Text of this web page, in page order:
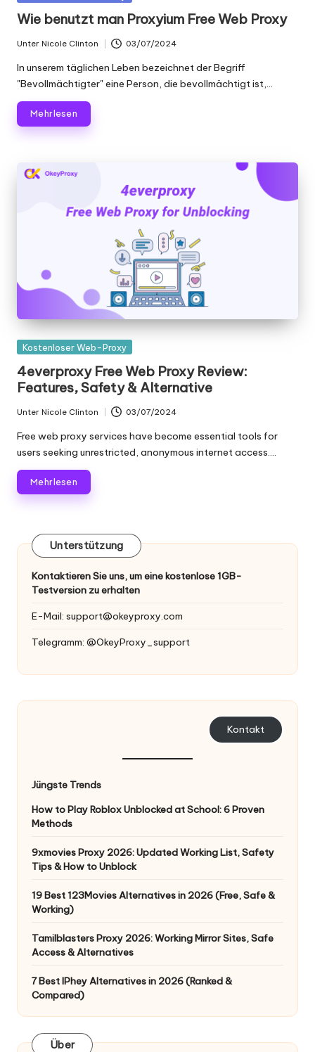
f
ü
r
je
d
e
n
B
rf
[
K
o
st
e
nl
o
s
e
e
st
er
o
n
O
Scraping
und
Wie benutzt man Proxyium Free Web Proxy
von
Unter Nicole Clinton 03/07/2024
In unserem täglichen Leben bezeichnet der Begriff
"Bevollmächtigter" eine Person, die bevollmächtigt ist,...
Mehr lesen
Gepostet
Kostenloser Web-Proxy
4everproxy Free Web Proxy Review:
Features, Safety & Alternative
Geschrieben
von
Unter Nicole Clinton 03/07/2024
Free web proxy services have become essential tools for
users seeking unrestricted, anonymous internet access.…
Mehr lesen
Unterstützung
Kontaktieren Sie uns, um eine kostenlose 1GB-
Testversion zu erhalten
E-Mail: support@okeyproxy.com
Telegramm: @OkeyProxy_support
Kontakt
Jüngste Trends
How to Play Roblox Unblocked at School: 6 Proven
Methods
9xmovies Proxy 2026: Updated Working List, Safety
Tips & How to Unblock
19 Best 123Movies Alternatives in 2026 (Free, Safe &
Working)
Tamilblasters Proxy 2026: Working Mirror Sites, Safe
Access & Alternatives
7 Best IPhey Alternatives in 2026 (Ranked &
Compared)
Über